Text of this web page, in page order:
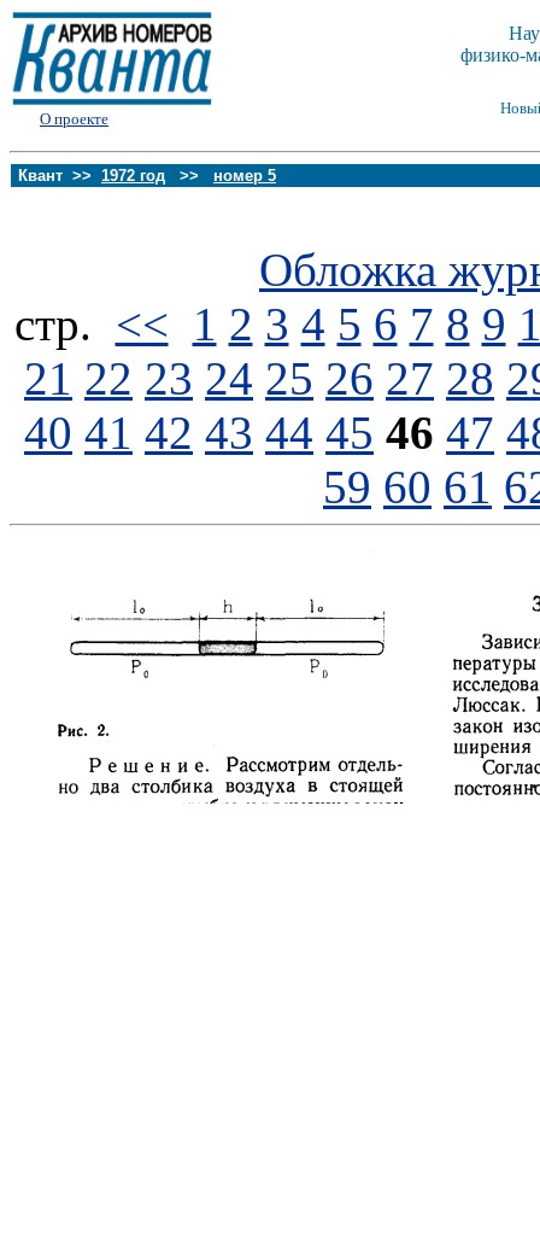
О проекте
физико-
Квант >> 1972 год >> номер 5
Обложка
стp. << 1 2 3 4 5 6 7 8 9
21 22 23 24 25 26 27 28
40 41 42 43 44 45 46 47
59 60 61